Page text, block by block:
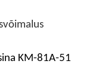
KM-81A-51